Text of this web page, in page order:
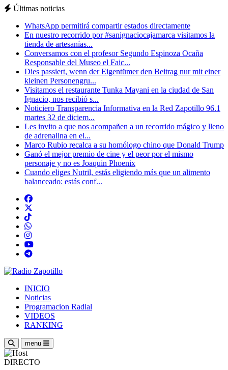
Últimas noticias
WhatsApp permitirá compartir estados directamente
En nuestro recorrido por #sanignaciocajamarca visitamos la
tienda de artesanías...
Conversamos con el profesor Segundo Espinoza Ocaña
Responsable del Museo el Faic...
Dies passiert, wenn der Eigentümer den Beitrag nur mit einer
kleinen Personengru...
Visitamos el restaurante Tunka Mayani en la ciudad de San
Ignacio, nos recibió s...
Noticiero Transparencia Informativa en la Red Zapotillo 96.1
martes 32 de diciem...
Les invito a que nos acompañen a un recorrido mágico y lleno
de adrenalina en el...
Marco Rubio recalca a su homólogo chino que Donald Trump
Ganó el mejor premio de cine y el peor por el mismo
personaje y no es Joaquin Phoenix
Cuando eliges Nutril, estás eligiendo más que un alimento
balanceado: estás conf...
INICIO
Noticias
Programacion Radial
VIDEOS
RANKING
menu
DIRECTO